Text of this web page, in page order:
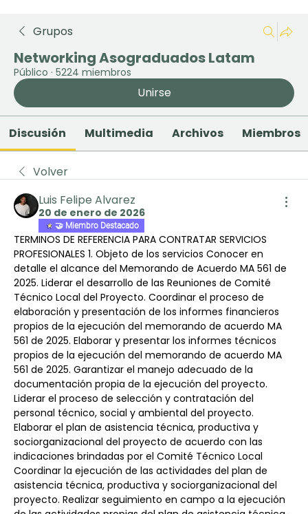
Grupos
Networking Asograduados Latam
Público · 5224 miembros
Unirse
Discusión Multimedia Archivos Miembros
Volver
Luis Felipe Alvarez
20 de enero de 2026
🤝 Miembro Destacado
TERMINOS DE REFERENCIA PARA CONTRATAR SERVICIOS
PROFESIONALES 1. Objeto de los servicios Conocer en
detalle el alcance del Memorando de Acuerdo MA 561 de
2025. Liderar el desarrollo de las Reuniones de Comité
Técnico Local del Proyecto. Coordinar el proceso de
elaboración y presentación de los informes financieros
propios de la ejecución del memorando de acuerdo MA
561 de 2025. Elaborar y presentar los informes técnicos
propios de la ejecución del memorando de acuerdo MA
561 de 2025. Garantizar el manejo adecuado de la
documentación propia de la ejecución del proyecto.
Liderar el proceso de selección y contratación del
personal técnico, social y ambiental del proyecto.
Elaborar el plan de asistencia técnica, productiva y
sociorganizacional del proyecto de acuerdo con las
indicaciones brindadas por el Comité Técnico Local
Coordinar la ejecución de las actividades del plan de
asistencia técnica, productiva y sociorganizacional del
proyecto. Realizar seguimiento en campo a la ejecución